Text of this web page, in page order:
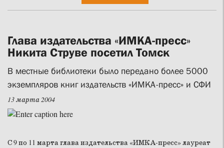
Глава издательства «ИМКА-пресс»
Никита Струве посетил Томск
В местные библиотеки было передано более 5000
экземпляров книг издательств «ИМКА-пресс» и СФИ
13 марта 2004
С 9 по 11 марта глава издательства «ИМКА-пресс» лауреат